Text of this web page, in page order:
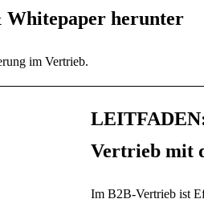
Whitepaper herunter
im Vertrieb.
Vertrieb mit
Im B2B-Vertrieb ist